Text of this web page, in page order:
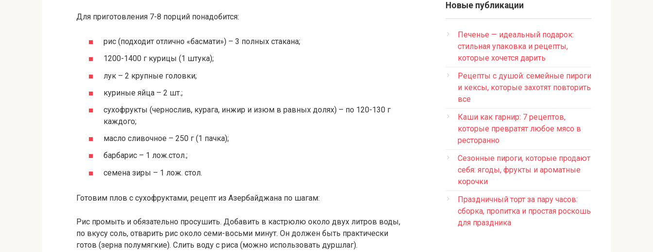
Для приготовления 7-8 порций понадобится:
рис (подходит отлично «басмати») – 3 полных стакана;
1200-1400 г курицы (1 штука);
лук – 2 крупные головки;
куриные яйца – 2 шт.;
сухофрукты (чернослив, курага, инжир и изюм в равных долях) – по 120-130 г
каждого;
масло сливочное – 250 г (1 пачка);
барбарис – 1 лож.стол.;
семена зиры – 1 лож. стол.
Готовим плов с сухофруктами, рецепт из Азербайджана по шагам:
Рис промыть и обязательно просушить. Добавить в кастрюлю около двух литров воды,
по вкусу соль, отварить рис около семи-восьми минут. Он должен быть практически
готов (зерна полумягкие). Слить воду с риса (можно использовать дуршлаг).
Новые публикации
Печенье — идеальный подарок:
стильная упаковка и рецепты,
которые хочется дарить
Рецепты с душой: семейные пироги
и кексы, которые захотят повторить
все
Каши как гарнир: 7 рецептов,
которые превратят любое мясо в
ресторанно
Сезонные пироги, которые продают
себя: ягоды, фрукты и ароматные
корочки
Праздничный торт за пару часов:
сборка, пропитка и простая роскошь
для праздника